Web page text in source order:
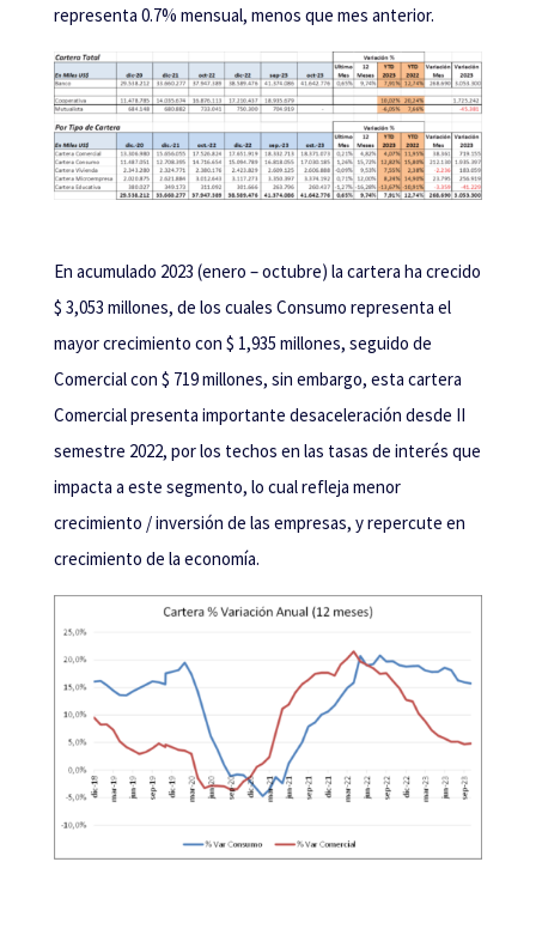
representa 0.7% mensual, menos que mes anterior.
En acumulado 2023 (enero – octubre) la cartera ha crecido
$ 3,053 millones, de los cuales Consumo representa el
mayor crecimiento con $ 1,935 millones, seguido de
Comercial con $ 719 millones, sin embargo, esta cartera
Comercial presenta importante desaceleración desde II
semestre 2022, por los techos en las tasas de interés que
impacta a este segmento, lo cual refleja menor
crecimiento / inversión de las empresas, y repercute en
crecimiento de la economía.